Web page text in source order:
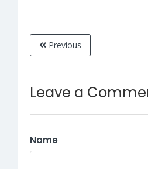
Previous
Leave a
Name